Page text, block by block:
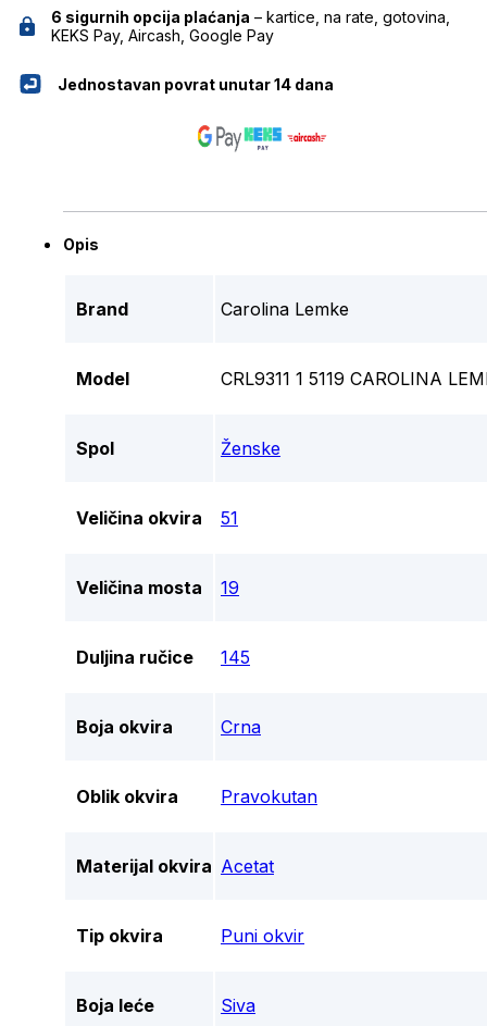
6 sigurnih opcija plaćanja – kartice, na rate, gotovina,
KEKS Pay, Aircash, Google Pay
Jednostavan povrat unutar 14 dana
Opis
Brand Carolina Lemke
Model CRL9311 1 5119 CAROLINA
Spol Ženske
Veličina okvira 51
Veličina mosta 19
Duljina ručice 145
Boja okvira Crna
Oblik okvira Pravokutan
Materijal okvira Acetat
Tip okvira Puni okvir
Boja leće Siva